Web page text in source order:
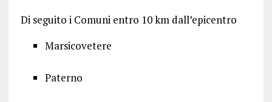
Di seguito i Comuni entro 10 km dall’epicentro
Marsicovetere
Paterno